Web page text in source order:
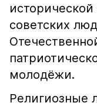
советских
молодёжи.
Религиозные